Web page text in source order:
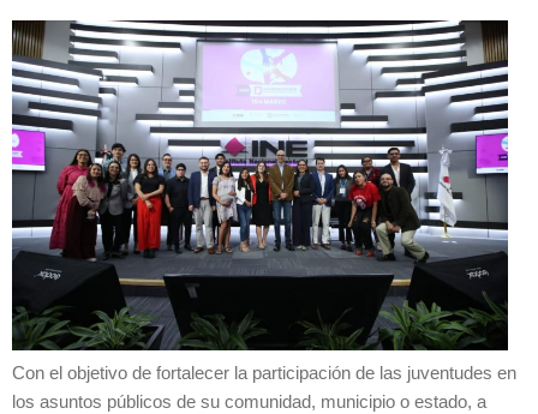
Con el objetivo de fortalecer la participación de las juventudes en
los asuntos públicos de su comunidad, municipio o estado, a